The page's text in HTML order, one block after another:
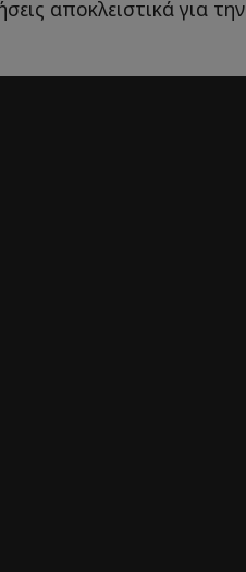
αποκλειστικά για